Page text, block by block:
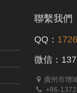
聯繫我們
QQ：
微信：
廣州市增
+86-